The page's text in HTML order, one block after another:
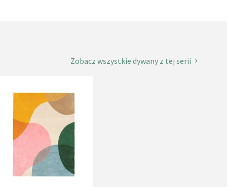
Zobacz wszystkie dywany z tej serii